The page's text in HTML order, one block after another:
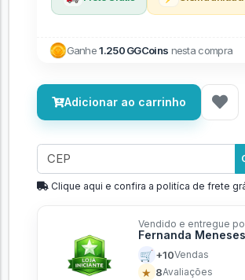
Ganhe1.250 GGCoins nesta compra
Adicionar ao carrinho
Clique aqui e confira a politíca de frete
Vendido e entregue
Fernanda Meneses
🛒 +10Vendas
★ 8Avaliações